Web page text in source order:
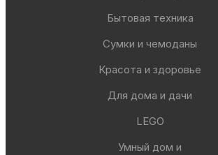
Бытовая техника
Сумки и чемоданы
Красота и здоровье
Для дома и дачи
LEGO
Умный дом и